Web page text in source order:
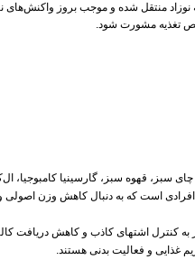
منتقل شده و موجب بروز واکنش‌های
تغذیه مشورت شود.
است که به دنبال کاهش وزن اصولی و
غذایی و فعالیت بدنی هستند.